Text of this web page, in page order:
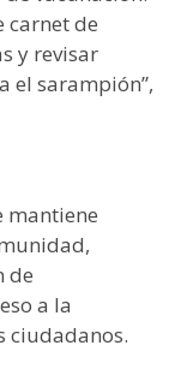
carnet de
y revisar
el sarampión”,
mantiene
de
a la
ciudadanos.